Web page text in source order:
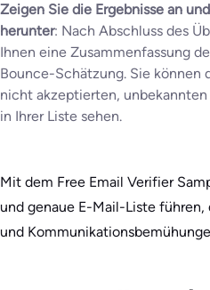
Zeigen Sie die Ergebnisse an
herunter: Nach Abschluss des
Ihnen eine Zusammenfassung
Bounce-Schätzung. Sie können
nicht akzeptierten,
in Ihrer Liste sehen.
Mit dem Free Email Verifier
und genaue E-Mail-Liste
und